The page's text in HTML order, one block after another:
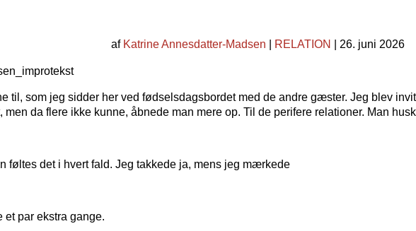
af Katrine Annesdatter-Madsen RELATION | 26. juni 2026
til, som jeg sidder her ved fødselsdagsbordet med de andre gæster. Jeg blev
da flere ikke kunne, åbnede man mere op. Til de perifere relationer. Man
føltes det i hvert fald. Jeg takkede ja, mens jeg mærkede
par ekstra gange.